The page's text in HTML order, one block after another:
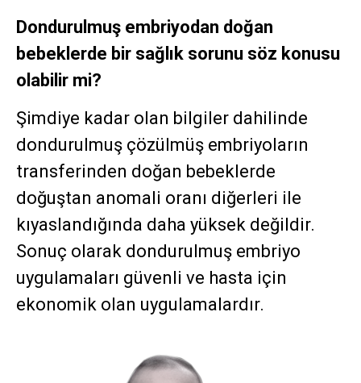
Dondurulmuş embriyodan doğan
bebeklerde bir sağlık sorunu söz konusu
olabilir mi?
Şimdiye kadar olan bilgiler dahilinde
dondurulmuş çözülmüş embriyoların
transferinden doğan bebeklerde
doğuştan anomali oranı diğerleri ile
kıyaslandığında daha yüksek değildir.
Sonuç olarak dondurulmuş embriyo
uygulamaları güvenli ve hasta için
ekonomik olan uygulamalardır.